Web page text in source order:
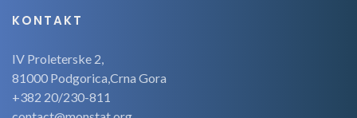
KONTAKT
IV Proleterske 2,
81000 Podgorica,Crna Gora
+382 20/230-811